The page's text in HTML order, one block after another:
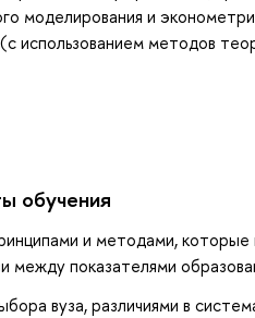
моделирования и
использованием методов
обучения
и методами,
между показателями
вуза, различиями в